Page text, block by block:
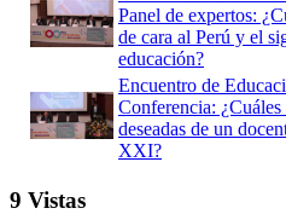
Panel de expertos:
de cara al Perú y el
educación?
Encuentro de
Conferencia: ¿Cuáles
deseadas de un
XXI?
9 Vistas